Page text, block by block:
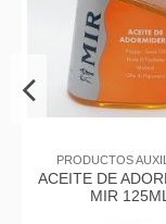
PRODUCTOS
ACEITE DE
MIR